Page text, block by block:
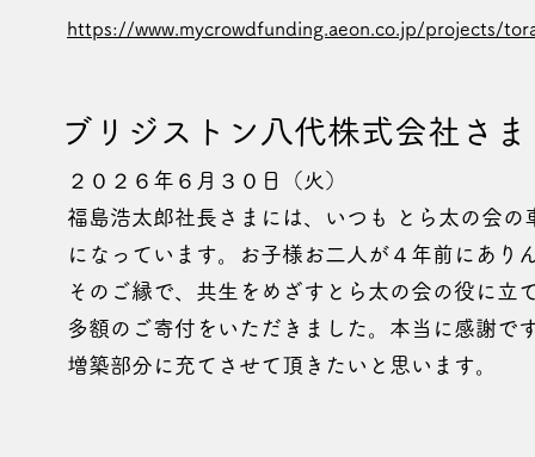
https://www.mycrowdfunding.aeon.co.jp/projects/
ブリジストン八代株式会社さ
２０２６年６月３０日（火）
福島浩太郎社長さまには、いつも とら太の会の
になっています。お子様お二人が４年前にあり
そのご縁で、共生をめざすとら太の会の役に立
多額のご寄付をいただきました。本当に感謝で
増築部分に充てさせて頂きたいと思います。